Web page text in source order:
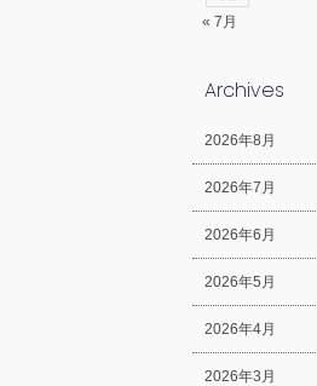
« 7月
Archives
2026年8月
2026年7月
2026年6月
2026年5月
2026年4月
2026年3月